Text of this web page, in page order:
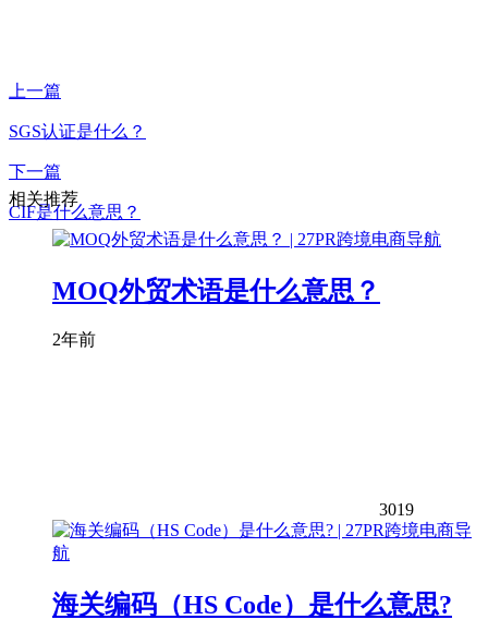
上一篇
SGS认证是什么？
下一篇
CIF是什么意思？
相关推荐
MOQ外贸术语是什么意思？
2年前
3019
海关编码（HS Code）是什么意思?